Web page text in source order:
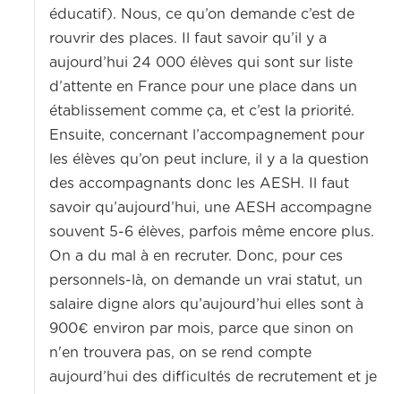
éducatif). Nous, ce qu’on demande c’est de
rouvrir des places. Il faut savoir qu’il y a
aujourd’hui 24 000 élèves qui sont sur liste
d’attente en France pour une place dans un
établissement comme ça, et c’est la priorité.
Ensuite, concernant l’accompagnement pour
les élèves qu’on peut inclure, il y a la question
des accompagnants donc les AESH. Il faut
savoir qu’aujourd’hui, une AESH accompagne
souvent 5-6 élèves, parfois même encore plus.
On a du mal à en recruter. Donc, pour ces
personnels-là, on demande un vrai statut, un
salaire digne alors qu’aujourd’hui elles sont à
900€ environ par mois, parce que sinon on
n'en trouvera pas, on se rend compte
aujourd’hui des difficultés de recrutement et je